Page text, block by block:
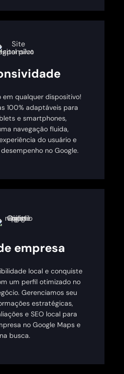
em qualquer dispositivo!
100% adaptáveis para
e smartphones,
navegação fluida,
do usuário e
no Google.
empresa
local e conquiste
um perfil otimizado no
Gerenciamos seu
estratégicas,
e SEO local para
no Google Maps e
na busca.